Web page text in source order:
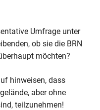
Umfrage unter
ob sie die BRN
möchten?
hinweisen, dass
aber ohne
teilzunehmen!